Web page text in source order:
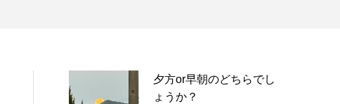
夕方or早朝のどちらでし
ょうか？